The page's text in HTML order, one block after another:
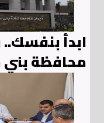
ابدأ
محافظة